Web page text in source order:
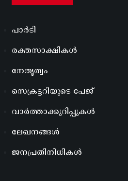
പാർടി
രക്തസാക്ഷികൾ
നേതൃത്വം
സെക്രട്ടറിയുടെ പേജ്
വാർത്താക്കുറിപ്പുകൾ
ലേഖനങ്ങൾ
ജനപ്രതിനിധികൾ